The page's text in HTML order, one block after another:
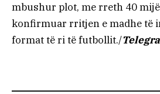
mbushur plot, me rreth 40
konfirmuar rritjen e madhe të
format të ri të futbollit./